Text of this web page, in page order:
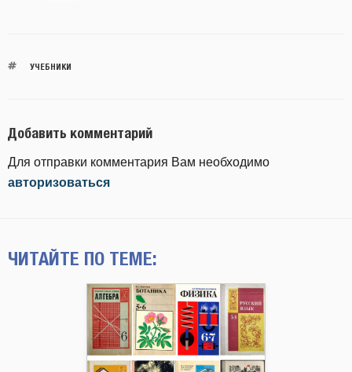
УЧЕБНИКИ
Добавить комментарий
Для отправки комментария Вам необходимо
авторизоваться
ЧИТАЙТЕ ПО ТЕМЕ: